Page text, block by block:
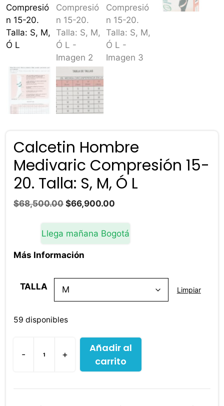
Calcetin Hombre
Medivaric Compresión 15-
20. Talla: S, M, Ó L
$68,500.00 El
original
$68,500.00.
$66,900.00
actual
es:
Llega mañana Bogotá
Más Información
TALLA Limpiar
59 disponibles
-
Calcetin
Hombre
Medivaric
+
Añadir al
carrito